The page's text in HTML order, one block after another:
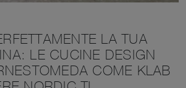
LA TUA
LE CUCINE DESIGN
COME KLAB